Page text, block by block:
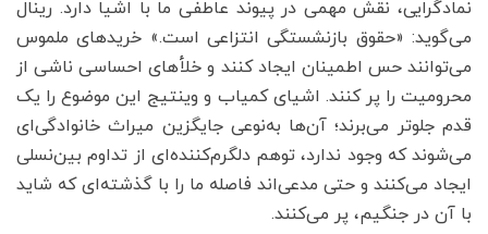
نمادگرایی، نقش مهمی در پیوند عاطفی ما با اشیا دارد. رینال
می‌گوید: «حقوق بازنشستگی انتزاعی است.» خریدهای ملموس
می‌توانند حس اطمینان ایجاد کنند و خلأهای احساسی ناشی از
محرومیت را پر کنند. اشیای کمیاب و وینتیج این موضوع را یک
قدم جلوتر می‌برند؛ آن‌ها به‌نوعی جایگزین میراث خانوادگی‌ای
می‌شوند که وجود ندارد، توهم دلگرم‌کننده‌ای از تداوم بین‌نسلی
ایجاد می‌کنند و حتی مدعی‌اند فاصله ما را با گذشته‌ای که شاید
با آن در جنگیم، پر می‌کنند.